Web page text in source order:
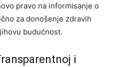
pravo na informisanje o
za donošenje zdravih
budućnost.
i